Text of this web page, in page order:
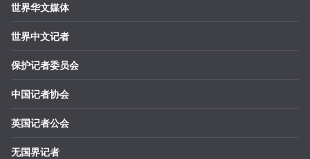
世界华文媒体
世界中文记者
保护记者委员会
中国记者协会
英国记者公会
无国界记者